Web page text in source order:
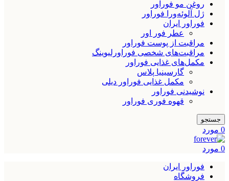
روغن مو فوراور
ژل آلوئه‌ورا فوراور
فوراور ایران
عطر فور اور
مراقبت از پوست فوراور
مراقبت‌های شخصی فوراورلیوینگ
مکمل‌های غذایی فوراور
گارسینیا پلاس
مکمل غذایی فوراور دیلی
نوشیدنی فوراور
قهوه فوری فوراور
جستجو
0 مورد
0 مورد
فوراور ایران
فروشگاه